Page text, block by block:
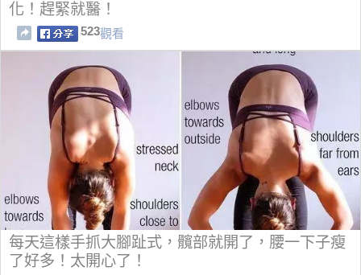
化！趕緊就醫！
523觀看
每天這樣手抓大腳趾式，髖部就開了，腰一下子瘦
了好多！太開心了！